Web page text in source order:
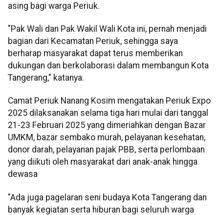
asing bagi warga Periuk.
"Pak Wali dan Pak Wakil Wali Kota ini, pernah menjadi
bagian dari Kecamatan Periuk, sehingga saya
berharap masyarakat dapat terus memberikan
dukungan dan berkolaborasi dalam membangun Kota
Tangerang," katanya.
Camat Periuk Nanang Kosim mengatakan Periuk Expo
2025 dilaksanakan selama tiga hari mulai dari tanggal
21-23 Februari 2025 yang dimeriahkan dengan Bazar
UMKM, bazar sembako murah, pelayanan kesehatan,
donor darah, pelayanan pajak PBB, serta perlombaan
yang diikuti oleh masyarakat dari anak-anak hingga
dewasa
"Ada juga pagelaran seni budaya Kota Tangerang dan
banyak kegiatan serta hiburan bagi seluruh warga